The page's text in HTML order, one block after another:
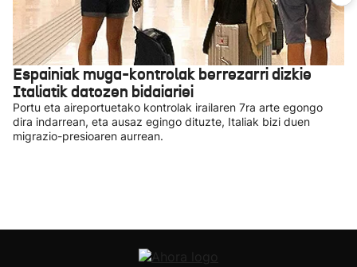
Espainiak muga-kontrolak berrezarri dizkie
Italiatik datozen bidaiariei
Portu eta aireportuetako kontrolak irailaren 7ra arte egongo
dira indarrean, eta ausaz egingo dituzte, Italiak bizi duen
migrazio-presioaren aurrean.